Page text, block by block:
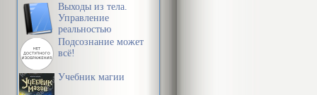
Выходы из тела.
Управление
реальностью
Подсознание может
всё!
Учебник магии